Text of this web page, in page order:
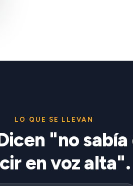
LO QUE SE LLEVAN
"no
en voz alta".